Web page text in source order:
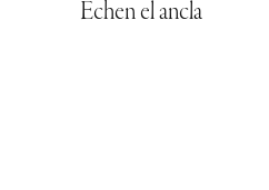
Echen el ancla